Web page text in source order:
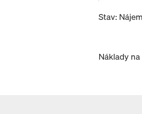
Stav:
Náklady